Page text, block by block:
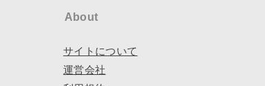
About
サイトについて
運営会社